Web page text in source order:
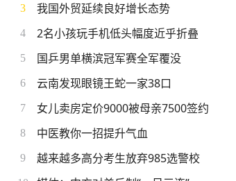
3 我国外贸延续良好增长态势
4 2名小孩玩手机低头幅度近乎折叠
5 国乒男单横滨冠军赛全军覆没
6 云南发现眼镜王蛇一家38口
7 女儿卖房定价9000被母亲7500签约
8 中医教你一招提升气血
9 越来越多高分考生放弃985选警校